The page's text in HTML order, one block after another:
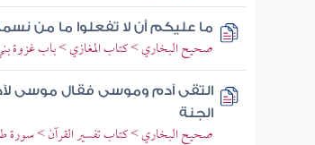
ما عليكم أن لا تفعلوا ما من
صحيح البخاري > كتاب المغازي > باب غزوة
التقى آدم وموسى فقال موسى
الجنة
صحيح البخاري > كتاب تفسير القرآن >